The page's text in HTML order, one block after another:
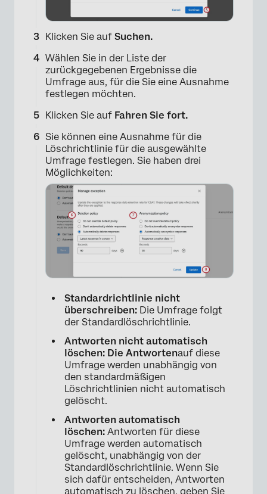
×
×
×
Klicken Sie auf Suchen.
Wählen Sie in der Liste der
zurückgegebenen Ergebnisse die
Umfrage aus, für die Sie eine Ausnahme
festlegen möchten.
Klicken Sie auf Fahren Sie fort.
Sie können eine Ausnahme für die
Löschrichtlinie für die ausgewählte
Umfrage festlegen. Sie haben drei
Möglichkeiten:
Standardrichtlinie nicht
überschreiben: Die Umfrage folgt
der Standardlöschrichtlinie.
Antworten nicht automatisch
löschen: Die Antwortenauf diese
Umfrage werden unabhängig von
den standardmäßigen
Löschrichtlinien nicht automatisch
gelöscht.
Antworten automatisch
löschen: Antworten für diese
Umfrage werden automatisch
gelöscht, unabhängig von der
Standardlöschrichtlinie. Wenn Sie
sich dafür entscheiden, Antworten
automatisch zu löschen, geben Sie